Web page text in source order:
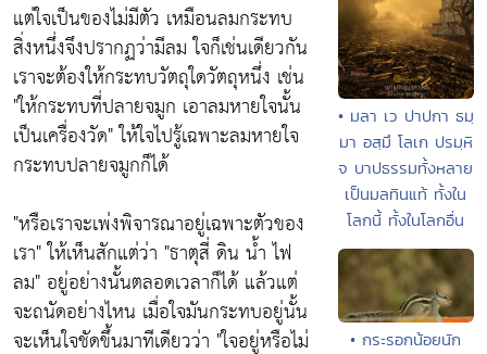
แต่ใจเป็นของไม่มีตัว เหมือนลมกระทบ
สิ่งหนึ่งจึงปรากฏว่ามีลม ใจก็เช่นเดียวกัน
เราจะต้องให้กระทบวัตถุใดวัตถุหนึ่ง เช่น
"ให้กระทบที่ปลายจมูก เอาลมหายใจนั้น
เป็นเครื่องวัด"ให้ใจไปรู้เฉพาะลมหายใจ
กระทบปลายจมูกก็ได้
"หรือเราจะเพ่งพิจารณาอยู่เฉพาะตัวของ
เรา"ให้เห็นสักแต่ว่า "ธาตุสี่ ดิน น้ำ ไฟ
ลม"อยู่อย่างนั้นตลอดเวลาก็ได้ แล้วแต่
จะถนัดอย่างไหน เมื่อใจมันกระทบอยู่นั้น
จะเห็นใจชัดขึ้นมาทีเดียวว่า "ใจอยู่หรือไม่
• มลา เว ปาปกา ธมฺ
มา อสฺมึ โลเก ปรมฺหิ
จ บาปธรรมทั้งหลาย
เป็นมลทินแท้ ทั้งใน
โลกนี้ ทั้งในโลกอื่น
• กระรอกน้อยนัก